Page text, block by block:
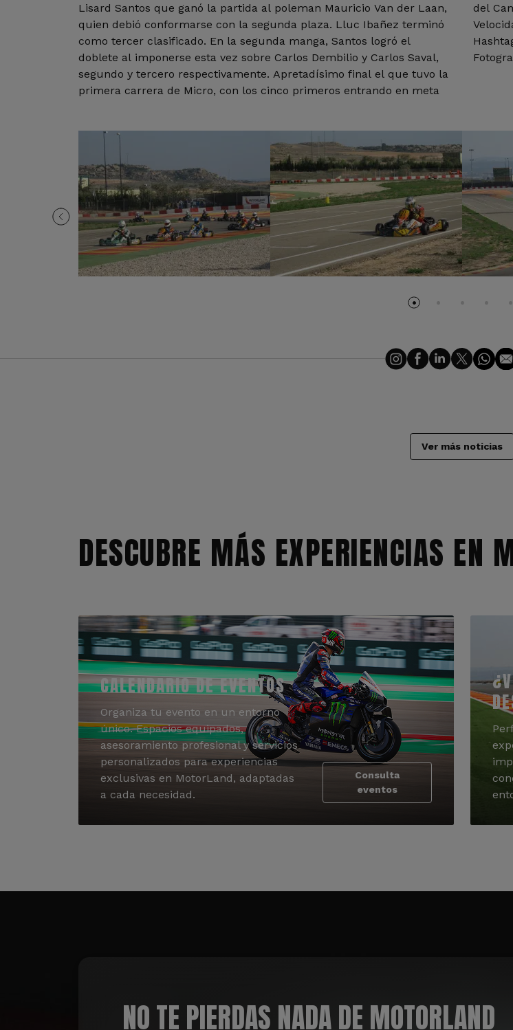
Lisard Santos que ganó la partida al poleman Mauricio Van der Laan,
quien debió conformarse con la segunda plaza. Lluc Ibañez terminó
como tercer clasificado. En la segunda manga, Santos logró el
doblete al imponerse esta vez sobre Carlos Dembilio y Carlos Saval,
segundo y tercero respectivamente. Apretadísimo final el que tuvo la
primera carrera de Micro, con los cinco primeros entrando en meta
del
Ver más noticias
DESCUBRE MÁS EXPERIENCIAS EN
CALENDARIO DE EVENTOS
Organiza tu evento en un entorno
único. Espacios equipados,
asesoramiento profesional y servicios
personalizados para experiencias
exclusivas en MotorLand, adaptadas
a cada necesidad.
Consulta
eventos
NO TE PIERDAS NADA DE MOTORLAND